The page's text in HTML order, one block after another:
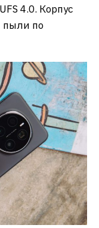
4.0. Корпус
пыли по